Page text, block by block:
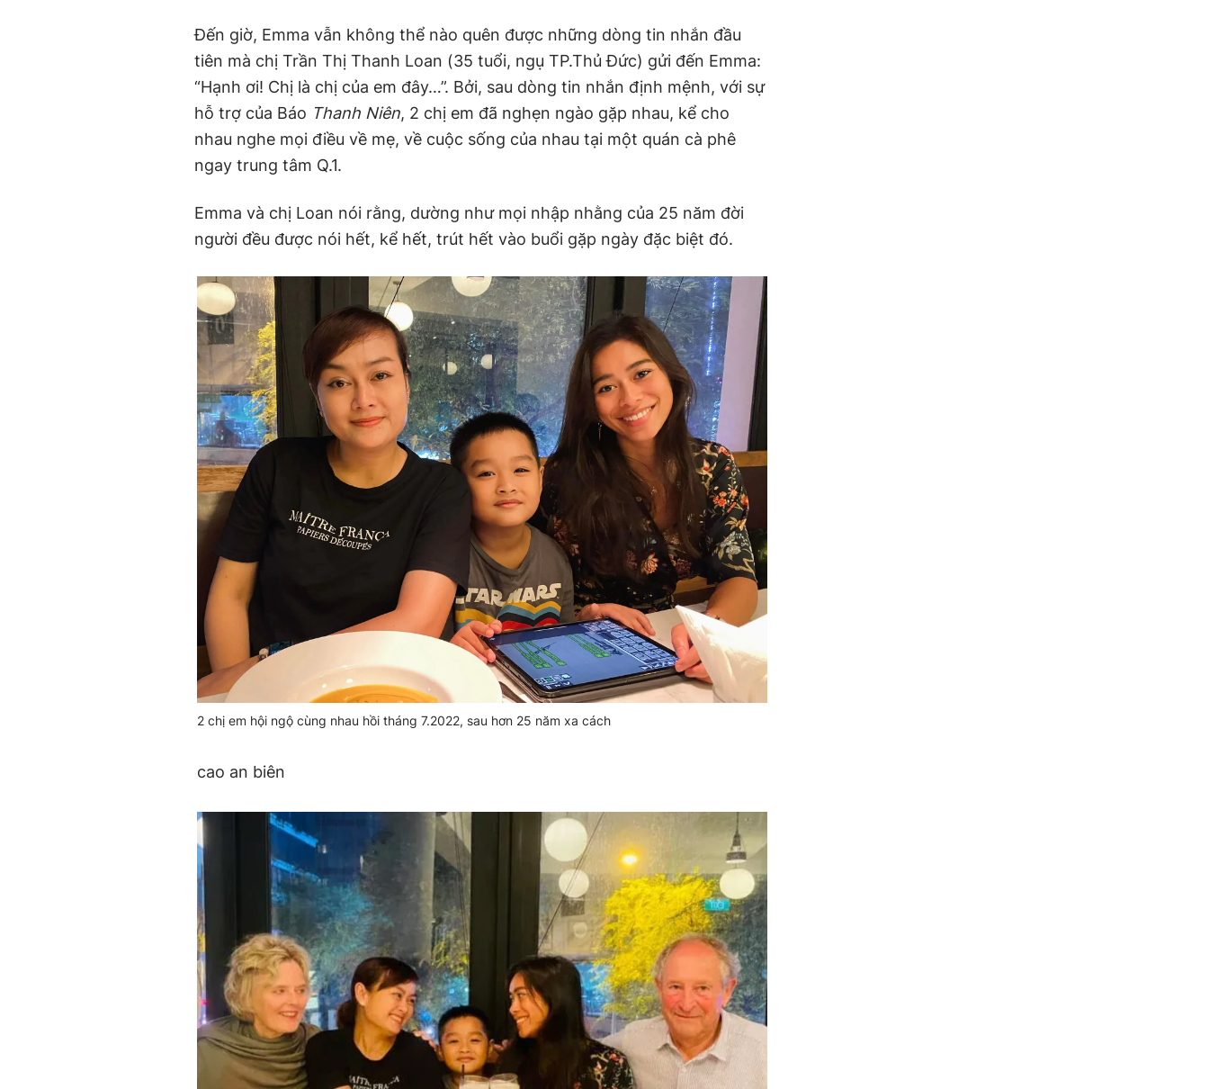
Đến giờ, Emma vẫn không thể nào quên được những dòng tin nhắn đầu
tiên mà chị Trần Thị Thanh Loan (35 tuổi, ngụ TP.Thủ Đức) gửi đến Emma:
“Hạnh ơi! Chị là chị của em đây…”. Bởi, sau dòng tin nhắn định mệnh, với sự
hỗ trợ của Báo Thanh Niên, 2 chị em đã nghẹn ngào gặp nhau, kể cho
nhau nghe mọi điều về mẹ, về cuộc sống của nhau tại một quán cà phê
ngay trung tâm Q.1.
Emma và chị Loan nói rằng, dường như mọi nhập nhằng của 25 năm đời
người đều được nói hết, kể hết, trút hết vào buổi gặp ngày đặc biệt đó.
2 chị em hội ngộ cùng nhau hồi tháng 7.2022, sau hơn 25 năm xa cách
cao an biên